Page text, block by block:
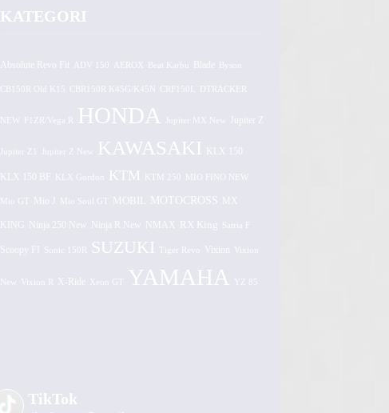
KATEGORI
Absolute Revo Fit ADV 150 AEROX
CB150R Old K15 CBR150R K45G/K45N CRF150L DTRACKER
NEW F1ZR/Vega R HONDA Jupiter MX New Jupiter Z
Jupiter Z1 Jupiter Z New KAWASAKI KLX 150
KLX 150 BF KLX Gordon KTM KTM 250 MIO FINO NEW
Mio GT Mio J Mio Soul GT MOBIL MOTOCROSS MX
KING Ninja 250 New Ninja R New NMAX RX King Satria F
Scoopy FI Sonic 150R SUZUKI Tiger Revo Vixion Vixion
Vixion R X-Ride Xeon GT YAMAHA YZ 85
TikTok